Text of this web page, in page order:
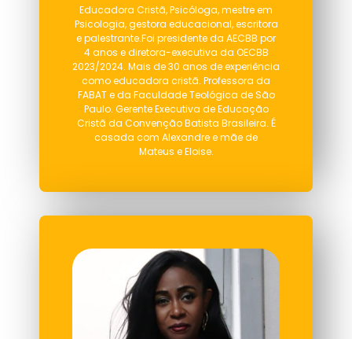
Educadora Cristã, Psicóloga, mestre em
Psicologia, gestora educacional, escritora
e palestrante.Foi presidente da AECBB por
4 anos e diretora-executiva da OECBB
2023/2024. Mais de 30 anos de experiência
como educadora cristã. Professora da
FABAT e da Faculdade Teológica de São
Paulo. Gerente Executiva de Educação
Cristã da Convenção Batista Brasileira. É
casada com Alexandre e mãe de
Mateus e Eloise.